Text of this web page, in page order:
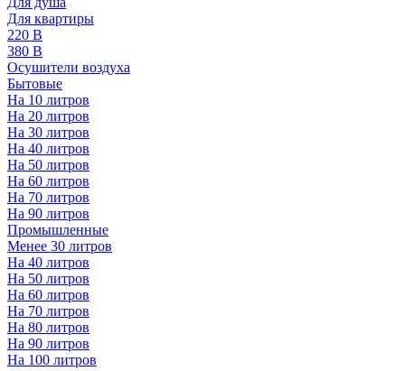
Для квартиры
220 В
380 В
Осушители воздуха
Бытовые
На 10 литров
На 20 литров
На 30 литров
На 40 литров
На 50 литров
На 60 литров
На 70 литров
На 90 литров
Промышленные
Менее 30 литров
На 40 литров
На 50 литров
На 60 литров
На 70 литров
На 80 литров
На 90 литров
На 100 литров